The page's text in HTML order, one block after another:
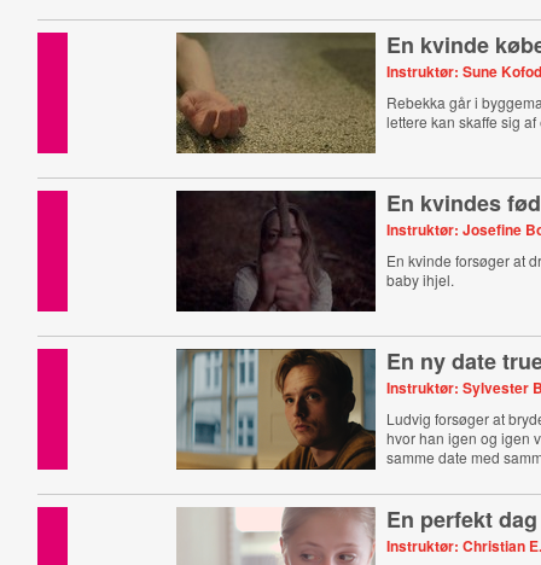
En kvinde
Instruktør: Sune
Rebekka går i
lettere kan skaffe sig
En kvindes
Instruktør: Josefine
En kvinde forsøger at
baby ihjel.
En ny date
Instruktør: Sylvester
Ludvig forsøger at
hvor han igen og igen
samme date med
En perfekt dag
Instruktør: Christian